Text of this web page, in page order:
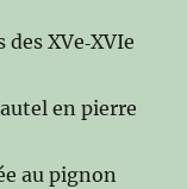
XVe‑XVIe
en pierre
au pignon